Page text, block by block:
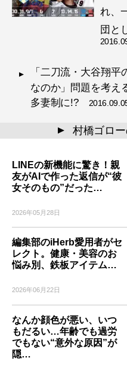
れ、
団と
「二刀流・大谷翔平
なのか」問題を考え
多妻制に!?
▲ 村橋ゴロ
LINEの新機能に驚き！親
友がAIで作った返信が“彼
女そのもの”だった…
2026年05月28日
編集部のiHerb愛用者がセ
レクト。健康・美容のお
悩み別、鉄板アイテム…
2026年06月22日
なんか顔色が悪い、いつ
もだるい…年齢でも過労
でもない“意外な原因”が
隠…